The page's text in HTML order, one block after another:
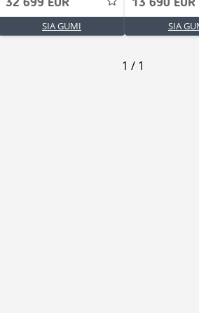
32 699 EUR
SIA GUMI
13 690 EUR
SIA
1 / 1